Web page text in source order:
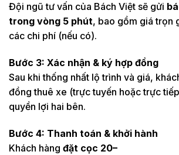
Đội ngũ tư vấn của Bách Việt sẽ gửi
trong vòng 5 phút, bao gồm giá trọn
các chi phí (nếu có).
Bước 3: Xác nhận & ký hợp đồng
Sau khi thống nhất lộ trình và giá,
đồng thuê xe (trực tuyến hoặc trực
quyền lợi hai bên.
Bước 4: Thanh toán & khởi hành
Khách hàng đặt cọc 20–